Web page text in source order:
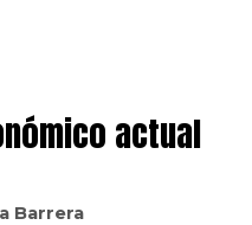
actual
Barrera